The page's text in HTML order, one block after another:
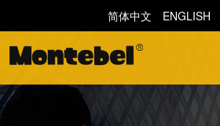
简体中文 ENGLISH